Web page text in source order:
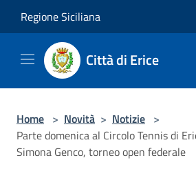
Regione Siciliana
Città di Erice
Home > Novità > Notizie >
Parte domenica al Circolo Tennis di
Simona Genco, torneo open federale